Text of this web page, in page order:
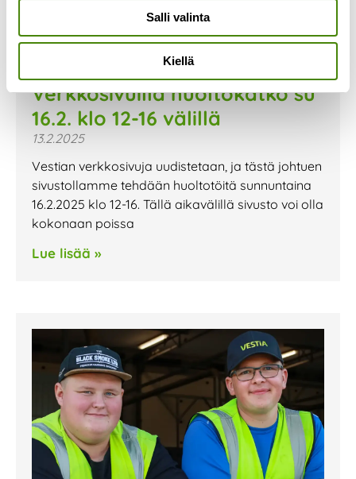
Salli valinta
Kiellä
Verkkosivuilla huoltokatko su
16.2. klo 12-16 välillä
13.2.2025
Vestian verkkosivuja uudistetaan, ja tästä johtuen
sivustollamme tehdään huoltotöitä sunnuntaina
16.2.2025 klo 12-16. Tällä aikavälillä sivusto voi olla
kokonaan poissa
Lue lisää »